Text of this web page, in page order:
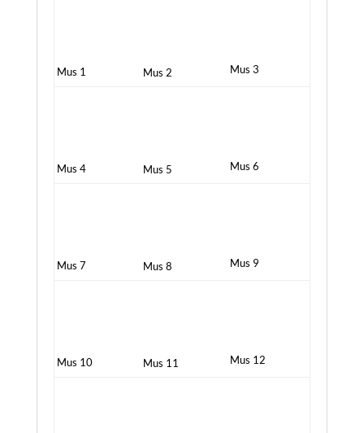
Mus 1 Mus 2 Mus 3
Mus 4 Mus 5 Mus 6
Mus 7 Mus 8 Mus 9
Mus 10 Mus 11 Mus 12